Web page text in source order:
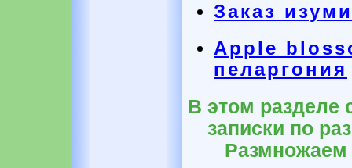
Заказ
Apple
пеларгония
В этом разделе
записки по
Размножаем